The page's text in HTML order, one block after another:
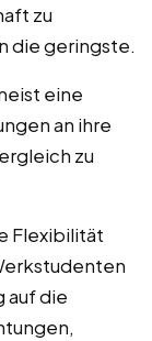
zu
die geringste.
eine
an ihre
zu
Flexibilität
auf die